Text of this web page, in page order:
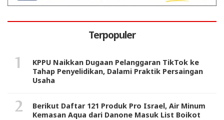
Terpopuler
KPPU Naikkan Dugaan Pelanggaran TikTok ke
Tahap Penyelidikan, Dalami Praktik Persaingan
Usaha
Berikut Daftar 121 Produk Pro Israel, Air Minum
Kemasan Aqua dari Danone Masuk List Boikot